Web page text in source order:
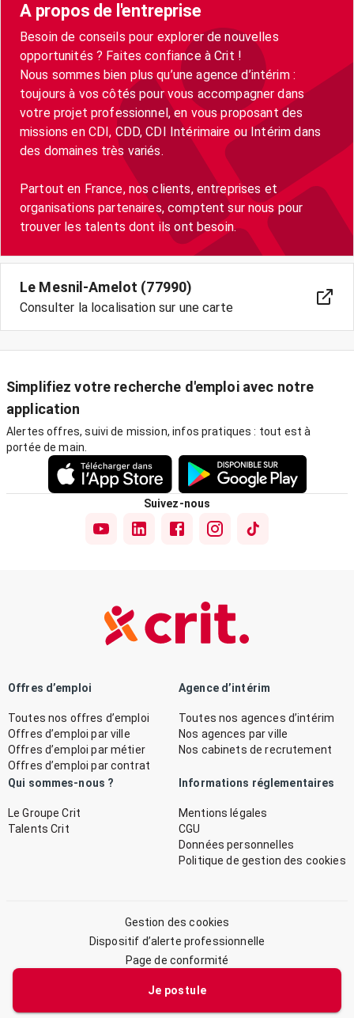
Je postule
A propos de l'entreprise
Besoin de conseils pour explorer de nouvelles
opportunités ? Faites confiance à Crit !
Nous sommes bien plus qu’une agence d’intérim :
toujours à vos côtés pour vous accompagner dans
votre projet professionnel, en vous proposant des
missions en CDI, CDD, CDI Intérimaire ou Intérim dans
des domaines très variés.
Partout en France, nos clients, entreprises et
organisations partenaires, comptent sur nous pour
trouver les talents dont ils ont besoin.
Le Mesnil-Amelot (77990)
Consulter la localisation sur une carte
Simplifiez votre recherche d'emploi avec notre
application
Alertes offres, suivi de mission, infos pratiques : tout est à
portée de main.
Suivez-nous
Offres d’emploi
Toutes nos offres d’emploi
Offres d’emploi par ville
Offres d’emploi par métier
Offres d’emploi par contrat
Agence d’intérim
Toutes nos agences d’intérim
Nos agences par ville
Nos cabinets de recrutement
Qui sommes-nous ?
Le Groupe Crit
Talents Crit
Informations réglementaires
Mentions légales
CGU
Données personnelles
Politique de gestion des cookies
Gestion des cookies
Dispositif d’alerte professionnelle
Page de conformité
© 2026 CRIT